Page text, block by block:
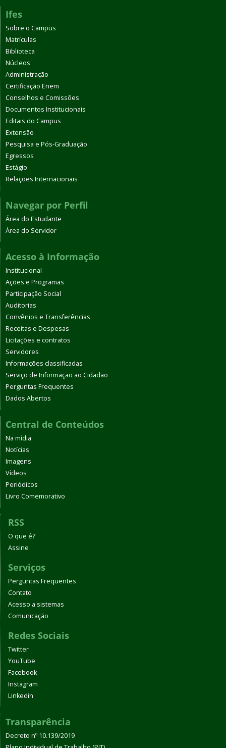
Ifes
Sobre o Campus
Matrículas
Biblioteca
Núcleos
Administração
Certificação Enem
Conselhos e Comissões
Documentos Institucionais
Editais do Campus
Extensão
Pesquisa e Pós-Graduação
Egressos
Estágio
Relações Internacionais
Navegar por Perfil
Área do Estudante
Área do Servidor
Acesso à Informação
Institucional
Ações e Programas
Participação Social
Auditorias
Convênios e Transferências
Receitas e Despesas
Licitações e contratos
Servidores
Informações classificadas
Serviço de Informação ao Cidadão
Perguntas Frequentes
Dados Abertos
Central de Conteúdos
Na mídia
Notícias
Imagens
Vídeos
Periódicos
Livro Comemorativo
RSS
O que é?
Assine
Serviços
Perguntas Frequentes
Contato
Acesso a sistemas
Comunicação
Redes Sociais
Twitter
YouTube
Facebook
Instagram
Linkedin
Transparência
Decreto nº 10.139/2019